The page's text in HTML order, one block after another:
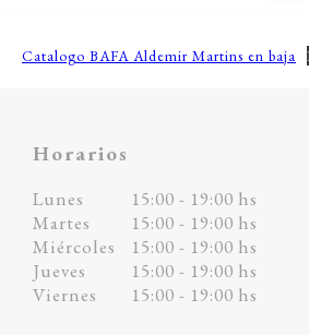
Catalogo BAFA Aldemir Martins en baja
Horarios
Lunes
15:00 - 19:00 hs
Martes
15:00 - 19:00 hs
Miércoles
15:00 - 19:00 hs
Jueves
15:00 - 19:00 hs
Viernes
15:00 - 19:00 hs